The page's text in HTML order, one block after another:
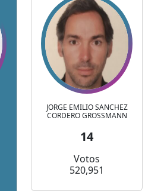
JORGE EMILIO SANCHEZ
CORDERO GROSSMANN
14
Votos
520,951